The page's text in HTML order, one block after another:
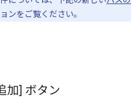
ンをご覧ください。
加] ボタン